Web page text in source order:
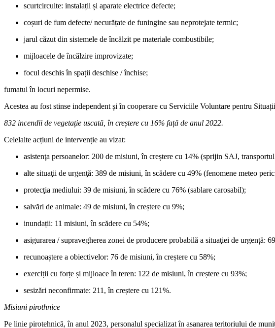
scurtcircuite: instalații și aparate electrice defecte;
coșuri de fum defecte/ necurățate de funingine sau neprotejate termic;
jarul căzut din sistemele de încălzit pe materiale combustibile;
mijloacele de încălzire improvizate;
focul deschis în spații deschise / închise;
fumatul în locuri nepermise.
Acestea au fost stinse independent și în cooperare cu Serviciile Voluntare pentru
832 incendii de vegetație uscată, în creștere cu 16% față de anul 2022.
Celelalte acțiuni de intervenție au vizat:
asistenţa persoanelor: 200 de misiuni, în creștere cu 14% (sprijin SAJ,
alte situaţii de urgenţă: 389 de misiuni, în scădere cu 49% (fenomene meteo
protecţia mediului: 39 de misiuni, în scădere cu 76% (sablare carosabil);
salvări de animale: 49 de misiuni, în creștere cu 9%;
inundații: 11 misiuni, în scădere cu 54%;
asigurarea / supravegherea zonei de producere probabilă a situaţiei de urgență:
recunoaștere a obiectivelor: 76 de misiuni, în creștere cu 58%;
exerciții cu forțe și mijloace în teren: 122 de misiuni, în creștere cu 93%;
sesizări neconfirmate: 211, în creștere cu 121%.
Misiuni pirothnice
Pe linie pirotehnică, în anul 2023, personalul specializat în asanarea teritoriului de